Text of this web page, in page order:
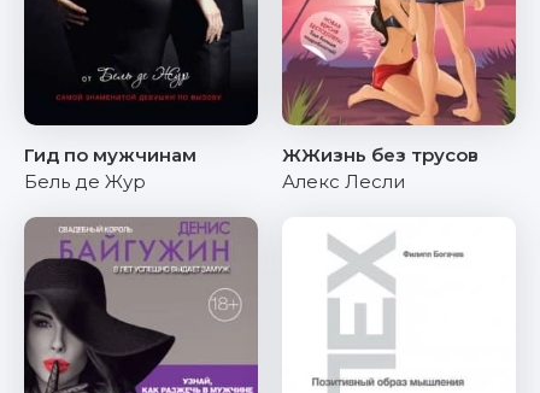
Гид по мужчинам
Бель де Жур
ЖЖизнь без трусов
Алекс Лесли